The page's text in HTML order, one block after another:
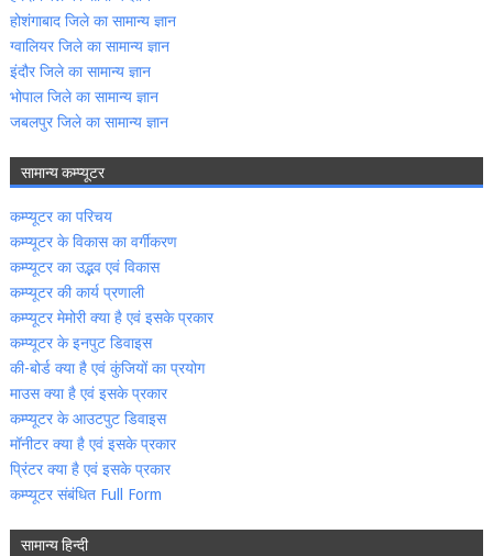
होशंगाबाद जिले का सामान्‍य ज्ञान
ग्‍वालियर जिले का सामान्‍य ज्ञान
इंदौर जिले का सामान्‍य ज्ञान
भोपाल जिले का सामान्‍य ज्ञान
जबलपुर जिले का सामान्‍य ज्ञान
सामान्‍य कम्‍प्‍यूटर
कम्‍प्‍यूटर का परिचय
कम्‍प्‍यूटर के विकास का वर्गीकरण
कम्‍प्‍यूटर का उद्भव एवं विकास
कम्‍प्‍यूटर की कार्य प्रणाली
कम्‍प्‍यूटर मेमोरी क्‍या है एवं इसके प्रकार
कम्‍प्‍यूटर के इनपुट डिवाइस
की-बोर्ड क्‍या है एवं कुंजियों का प्रयोग
माउस क्‍या है एवं इसके प्रकार
कम्‍प्‍यूटर के आउटपुट डिवाइस
मॉनीटर क्‍या है एवं इसके प्रकार
प्रिंटर क्‍या है एवं इसके प्रकार
कम्‍प्‍यूटर संबंधित Full Form
सामान्‍य हिन्‍दी